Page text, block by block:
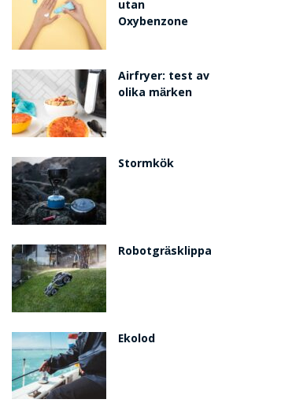
utan
Oxybenzone
Airfryer: test av
olika märken
Stormkök
Robotgräsklippare
Ekolod